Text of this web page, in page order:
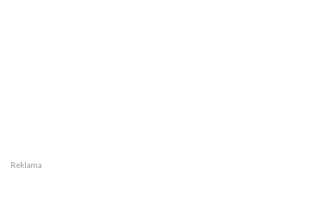
Reklama